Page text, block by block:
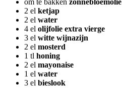
om te bakken zonnebloemolie
2 el ketjap
2 el water
4 el olijfolie extra vierge
3 el witte wijnazijn
2 el mosterd
1 tl honing
2 el mayonaise
1 el water
3 el bieslook